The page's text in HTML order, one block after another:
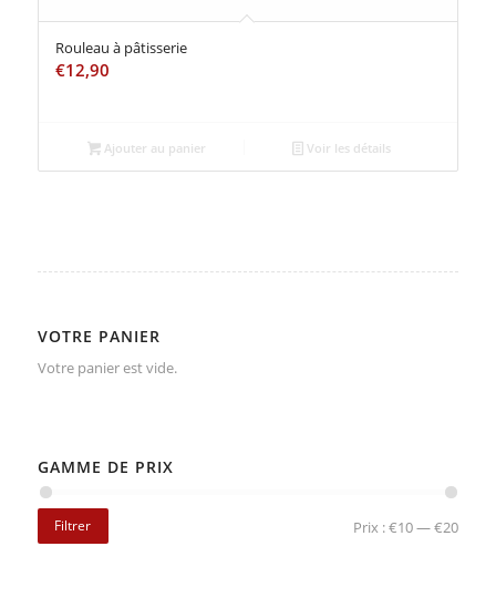
Rouleau à pâtisserie
€12,90
Ajouter au panier Voir les détails
VOTRE PANIER
Votre panier est vide.
GAMME DE PRIX
Filtrer Prix :€10—€20